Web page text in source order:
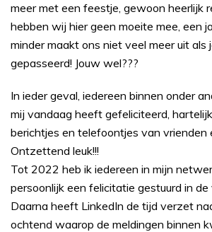
meer met een feestje, gewoon heerlijk
hebben wij hier geen moeite mee, een
minder maakt ons niet veel meer uit als
gepasseerd! Jouw wel???
In ieder geval, iedereen binnen onder
mij vandaag heeft gefeliciteerd,
berichtjes en telefoontjes van vrienden
Ontzettend leuk!!!
Tot 2022 heb ik iedereen in mijn
persoonlijk een felicitatie gestuurd in
Daarna heeft LinkedIn de tijd verzet
ochtend waarop de meldingen binnen